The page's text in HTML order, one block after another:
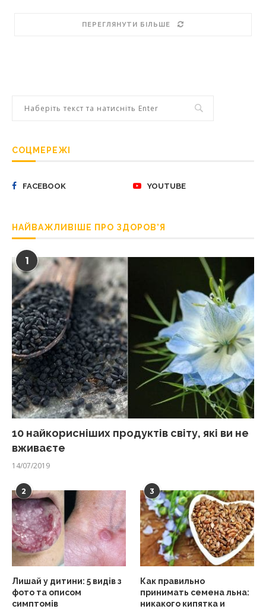
ПЕРЕГЛЯНУТИ БІЛЬШЕ
СОЦМЕРЕЖІ
FACEBOOK YOUTUBE
НАЙВАЖЛИВІШЕ ПРО ЗДОРОВ’Я
1
10 найкорисніших продуктів світу, які ви не
вживаєте
14/07/2019
2
Лишай у дитини: 5 видів з
фото та описом
симптомів
3
Как правильно
принимать семена льна:
никакого кипятка и